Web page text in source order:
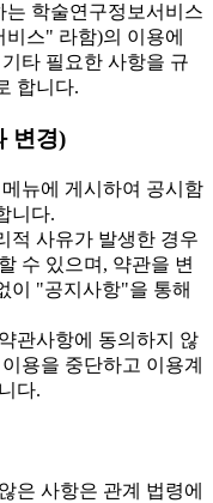
는 학술연구정보서비스
스" 라함)의 이용에
타 필요한 사항을 규
합니다.
변경)
뉴에 게시하여 공시함
니다.
사유가 발생한 경우
수 있으며, 약관을 변
이 "공지사항"을 통해
관사항에 동의하지 않
용을 중단하고 이용계
다.
은 사항은 관계 법령에